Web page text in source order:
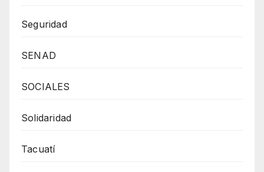
Seguridad
SENAD
SOCIALES
Solidaridad
Tacuatí